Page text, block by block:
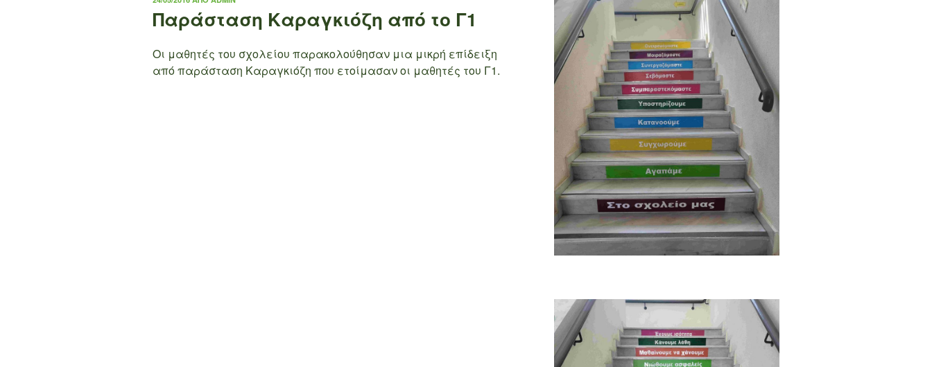
Παράσταση Καραγκιόζη από το Γ1
Οι μαθητές του σχολείου παρακολούθησαν μια μικρή επίδειξη
από παράσταση Καραγκιόζη που ετοίμασαν οι μαθητές του Γ1.